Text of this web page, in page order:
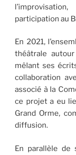
participation au
En 2021,
théâtrale
mêlant ses
collaboration
associé à la
ce projet a eu
Grand Orme,
diffusion.
En parallèle de